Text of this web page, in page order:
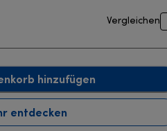
Vergleichen
hinzufügen
entdecken